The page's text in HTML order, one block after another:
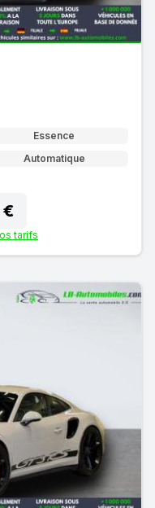
Essence
Automatique
€
tarifs